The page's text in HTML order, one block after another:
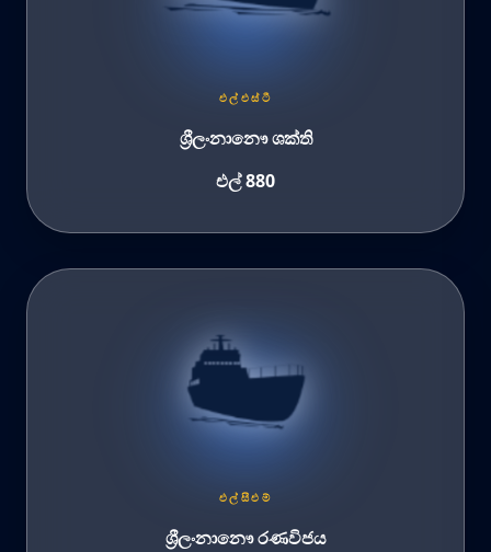
එල්එස්ටී
ශ්‍රීලංනානෞ ශක්ති
එල් 880
එල්සීඑම්
ශ්‍රීලංනානෞ රණවිජය